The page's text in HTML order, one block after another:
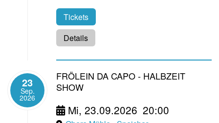
Tickets
Details
23
Sep.
2026
FRÖLEIN DA CAPO - HALBZEIT
SHOW
Mi, 23.09.2026 20:00